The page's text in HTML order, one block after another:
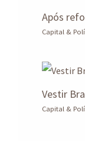
Após
Capital &
Vestir
Capital &